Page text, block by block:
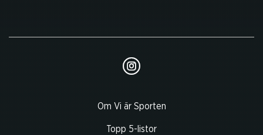
Om Vi är Sporten
Topp 5-listor